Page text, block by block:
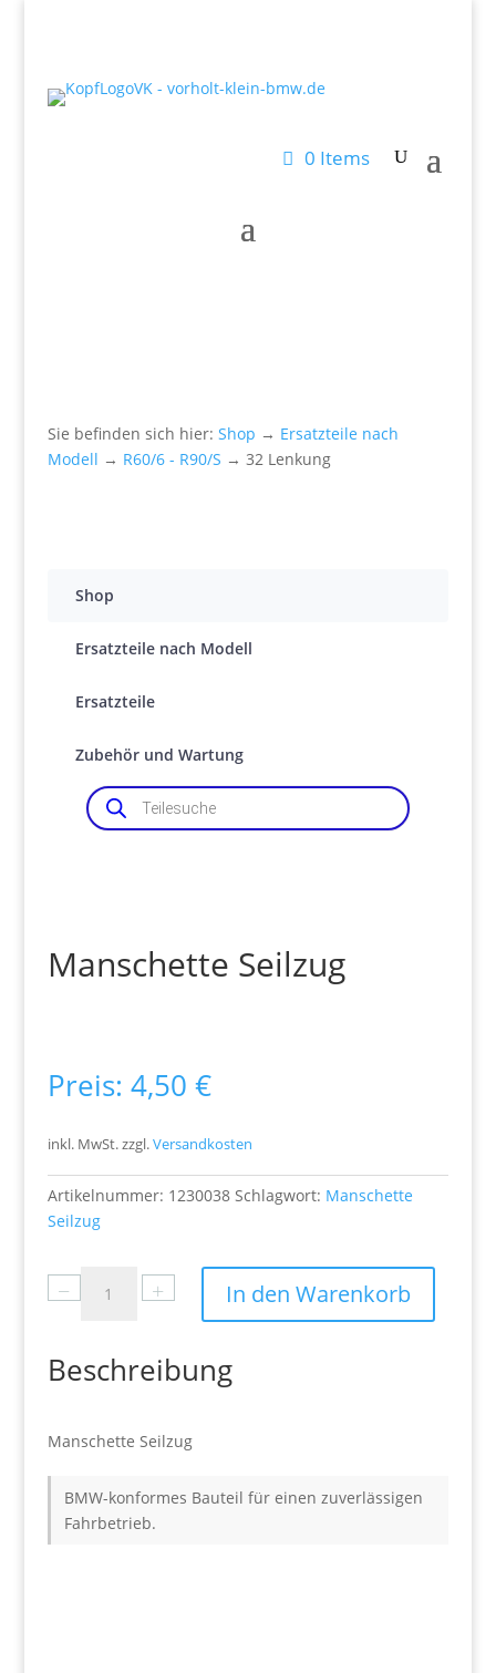
0 Items
Sie befinden sich hier: Shop → Ersatzteile nach
Modell → R60/6 - R90/S → 32 Lenkung
Shop
Ersatzteile nach Modell
Ersatzteile
Zubehör und Wartung
Products
search
Manschette Seilzug
Preis: 4,50 €
inkl. MwSt. zzgl.Versandkosten
Artikelnummer: 1230038 Schlagwort: Manschette
Seilzug
Manschette
Seilzug
− + In den Warenkorb
Beschreibung
Manschette Seilzug
BMW-konformes Bauteil für einen zuverlässigen
Fahrbetrieb.